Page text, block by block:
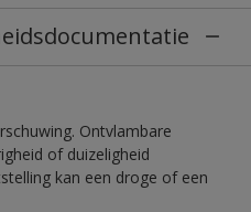
Ontvlambare
of duizeligheid
kan een droge of een